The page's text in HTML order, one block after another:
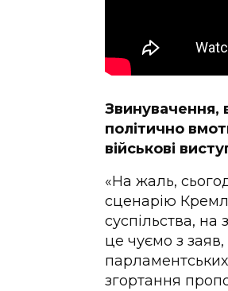
Звинувачення,
політично
військові
«На жаль,
сценарію
суспільства,
це чуємо з
згортання